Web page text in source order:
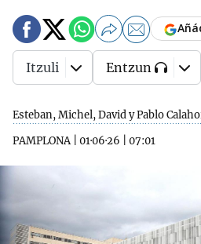
Esteban, Michel, David y Pablo
PAMPLONA| 01·06·26 07:01
Itzuli Entzun